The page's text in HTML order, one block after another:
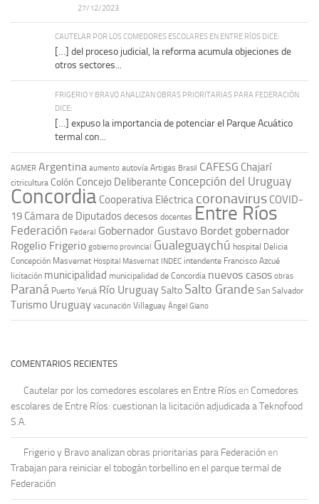
27/12/2023
CAUTELAR POR LOS COMEDORES ESCOLARES EN ENTRE RÍOS DICE:
[…] del proceso judicial, la reforma acumula objeciones de
otros sectores...
FRIGERIO Y BRAVO ANALIZAN OBRAS PRIORITARIAS PARA FEDERACIÓN
DICE:
[…] expuso la importancia de potenciar el Parque Acuático
termal con...
AGMER Argentina aumento autovía Artigas Brasil CAFESG Chajarí
citricultura Colón Concejo Deliberante Concepción del Uruguay
Concordia Cooperativa Eléctrica coronavirus COVID-
19 Cámara de Diputadosdecesos docentes Entre Ríos
Federación Federal Gobernador Gustavo Bordet gobernador
Rogelio Frigerio gobierno provincial Gualeguaychú hospital Delicia
Concepción Masvernat Hospital Masvernat INDEC intendente Francisco Azcué
licitación municipalidad municipalidad de Concordia nuevos casos obras
Paraná Puerto Yeruá Río UruguaySalto Salto Grande San Salvador
Turismo Uruguay vacunación Villaguay Ángel Giano
COMENTARIOS RECIENTES
Cautelar por los comedores escolares en Entre Ríos en Comedores
escolares de Entre Ríos: cuestionan la licitación adjudicada a Teknofood
S.A.
Frigerio y Bravo analizan obras prioritarias para Federación en
Trabajan para reiniciar el tobogán torbellino en el parque termal de
Federación